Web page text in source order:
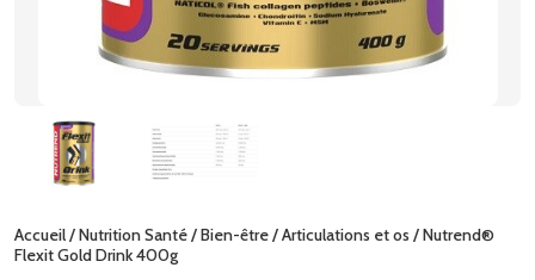
Accueil/Nutrition Santé/Bien-être/Articulations et os / Nutrend®
Flexit Gold Drink 400g